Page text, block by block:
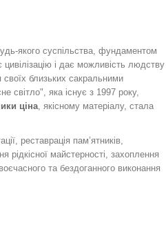
якого суспільства, фундаментом
і дає можливість людству
близьких сакральними
світло", яка існує з 1997 року,
ціна, якісному матеріалу, стала
реставрація пам’ятників,
майстерності, захоплення
та бездоганного виконання